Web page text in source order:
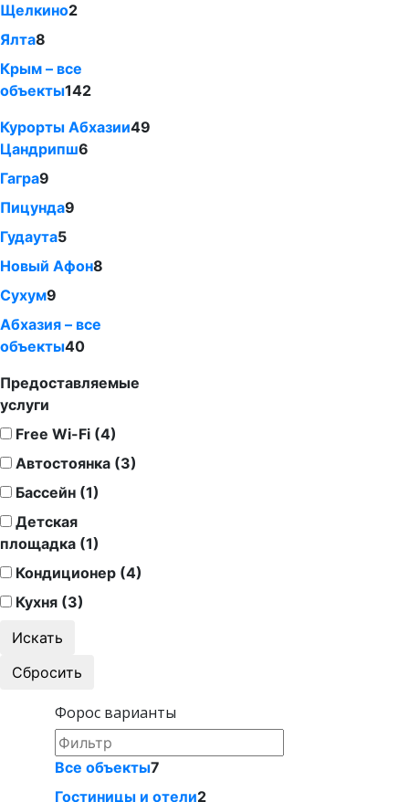
Щелкино2
Ялта8
Крым – все
объекты142
Курорты Абхазии49
Цандрипш6
Гагра9
Пицунда9
Гудаута5
Новый Афон8
Сухум9
Абхазия – все
объекты40
Предоставляемые
услуги
Free Wi-Fi (4)
Автостоянка (3)
Бассейн (1)
Детская
площадка (1)
Кондиционер (4)
Кухня (3)
Форос варианты
Все объекты7
Гостиницы и отели2